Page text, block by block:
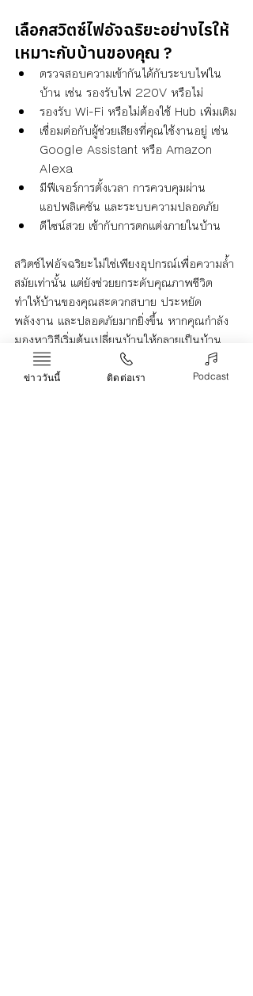
เลือกสวิตช์ไฟอัจฉริยะอย่างไรให้
เหมาะกับบ้านของคุณ ?
ตรวจสอบความเข้ากันได้กับระบบไฟใน
บ้าน เช่น รองรับไฟ 220V หรือไม่
รองรับ Wi-Fi หรือไม่ต้องใช้ Hub เพิ่มเติม
เชื่อมต่อกับผู้ช่วยเสียงที่คุณใช้งานอยู่ เช่น
Google Assistant หรือ Amazon
Alexa
มีฟีเจอร์การตั้งเวลา การควบคุมผ่าน
แอปพลิเคชัน และระบบความปลอดภัย
ดีไซน์สวย เข้ากับการตกแต่งภายในบ้าน
สวิตช์ไฟอัจฉริยะไม่ใช่เพียงอุปกรณ์เพื่อความล้ำ
สมัยเท่านั้น แต่ยังช่วยยกระดับคุณภาพชีวิต
ทำให้บ้านของคุณสะดวกสบาย ประหยัด
พลังงาน และปลอดภัยมากยิ่งขึ้น หากคุณกำลัง
มองหาวิธีเริ่มต้นเปลี่ยนบ้านให้กลายเป็นบ้าน
อัจฉริยะ การลงทุนกับสวิตช์ไฟอัจฉริยะนับเป็น
ก้าวแรกที่ทั้งคุ้มค่าและเห็นผลได้ทันที
ข่าววันนี้ ติดต่อเรา Podcast